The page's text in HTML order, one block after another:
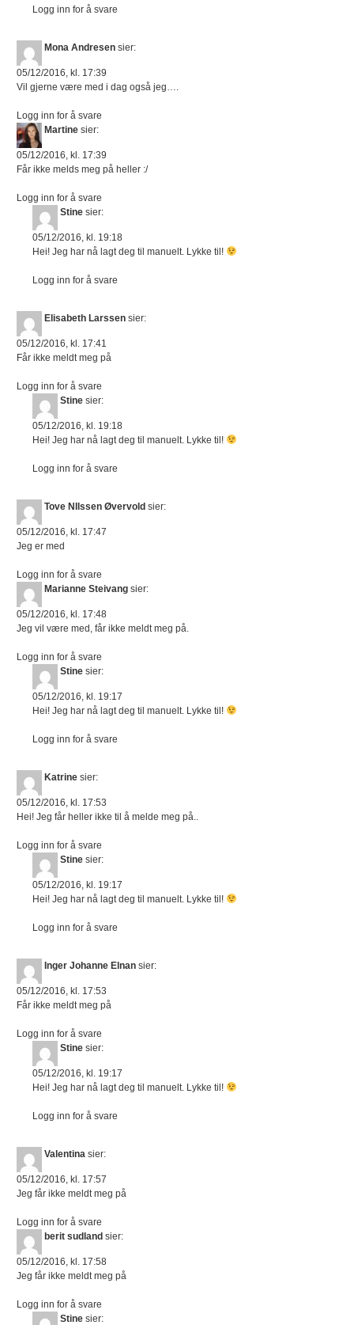
Logg inn for å svare
Mona Andresen sier:
05/12/2016, kl. 17:39
Vil gjerne være med i dag også jeg….
Logg inn for å svare
Martine sier:
05/12/2016, kl. 17:39
Får ikke melds meg på heller :/
Logg inn for å svare
Stine sier:
05/12/2016, kl. 19:18
Hei! Jeg har nå lagt deg til manuelt. Lykke til!
Logg inn for å svare
Elisabeth Larssen sier:
05/12/2016, kl. 17:41
Får ikke meldt meg på
Logg inn for å svare
Stine sier:
05/12/2016, kl. 19:18
Hei! Jeg har nå lagt deg til manuelt. Lykke til!
Logg inn for å svare
Tove NIlssen Øvervold sier:
05/12/2016, kl. 17:47
Jeg er med
Logg inn for å svare
Marianne Steivang sier:
05/12/2016, kl. 17:48
Jeg vil være med, får ikke meldt meg på.
Logg inn for å svare
Stine sier:
05/12/2016, kl. 19:17
Hei! Jeg har nå lagt deg til manuelt. Lykke til!
Logg inn for å svare
Katrine sier:
05/12/2016, kl. 17:53
Hei! Jeg får heller ikke til å melde meg på..
Logg inn for å svare
Stine sier:
05/12/2016, kl. 19:17
Hei! Jeg har nå lagt deg til manuelt. Lykke til!
Logg inn for å svare
Inger Johanne Elnan sier:
05/12/2016, kl. 17:53
Får ikke meldt meg på
Logg inn for å svare
Stine sier:
05/12/2016, kl. 19:17
Hei! Jeg har nå lagt deg til manuelt. Lykke til!
Logg inn for å svare
Valentina sier:
05/12/2016, kl. 17:57
Jeg får ikke meldt meg på
Logg inn for å svare
berit sudland sier:
05/12/2016, kl. 17:58
Jeg får ikke meldt meg på
Logg inn for å svare
Stine sier: